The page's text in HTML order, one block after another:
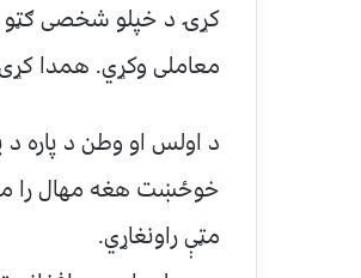
کړۍ د خپلو شخصی ګټو د
معاملی وکړي. همدا کړۍ
د اولس او وطن د پاره
خوځښت هغه مهال را
مټې راونغاړي.